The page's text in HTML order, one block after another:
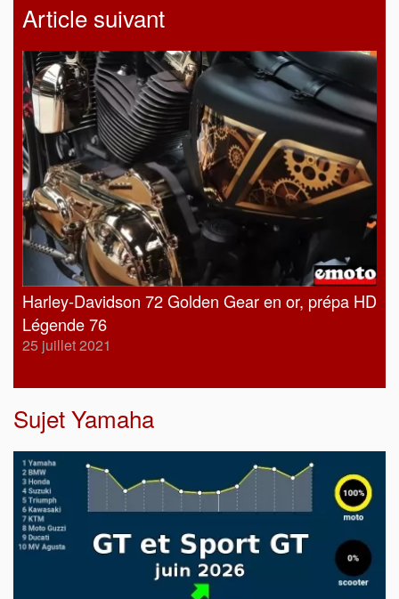
Article suivant
Harley-Davidson 72 Golden Gear en or, prépa HD
Légende 76
25 juillet 2021
SujetYamaha